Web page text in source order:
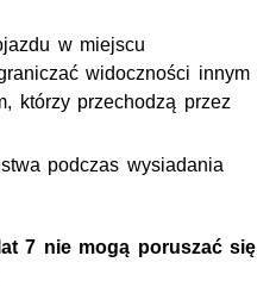
w miejscu
widoczności innym
którzy przechodzą przez
podczas wysiadania
7 nie mogą poruszać się